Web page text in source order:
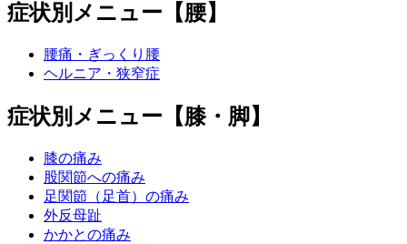
症状別メニュー【腰】
腰痛・ぎっくり腰
ヘルニア・狭窄症
症状別メニュー【膝・脚】
膝の痛み
股関節への痛み
足関節（足首）の痛み
外反母趾
かかとの痛み